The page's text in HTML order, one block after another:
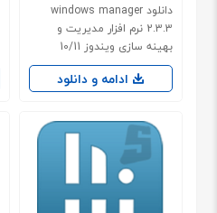
دانلود windows manager
2.3.3 نرم افزار مدیریت و
بهینه سازی ویندوز 10/11
ادامه و دانلود